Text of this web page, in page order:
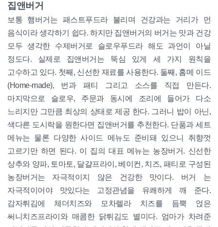
집앤버거
보통 햄버거는 패스트푸드라 불리며 건강과는 거리가 먼
음식이라 생각하기 쉽다. 하지만 집앤버거의 버거는 맛과 건강
모두 생각한 수제버거로 슬로우푸드라 해도 과언이 아닐
정도다. 실제로 집앤버거는 뚝심 있게 세 가지 원칙을
고수하고 있다. 첫째, 신선한 재료를 사용한다. 둘째, 홈메 이드
(Home-made), 번과 패티 그리고 소스를 직접 만든다.
마지막으로 슬로우, 주문과 동시에 조리에 들어가 다소
느리지만 그만큼 최상의 상태로 제공 한다. 그러니 밥이 아닌,
색다른 도시락을 원한다면 집앤버거를 추천한다. 단품과 세트
메뉴는 물론 다양한 사이드 메뉴도 준비돼 있으니 취향껏
고르기만 하면 된다. 이 집의 대표 메뉴는 농장버거. 신선한
상추와 양파, 토마토, 달걀프라이, 베이컨, 치즈, 패티로 구성된
농장버거는 자극적이지 않은 건강한 맛이다. 버거 는
자극적이어야 맛있다는 고정관념을 유쾌하게 깨 준다.
감자튀김에 체더치즈와 모차렐라 치즈를 듬뿍 얹은
써니치즈프라이와 매콤한 닭튀김도 별미다. 엄마가 차려준